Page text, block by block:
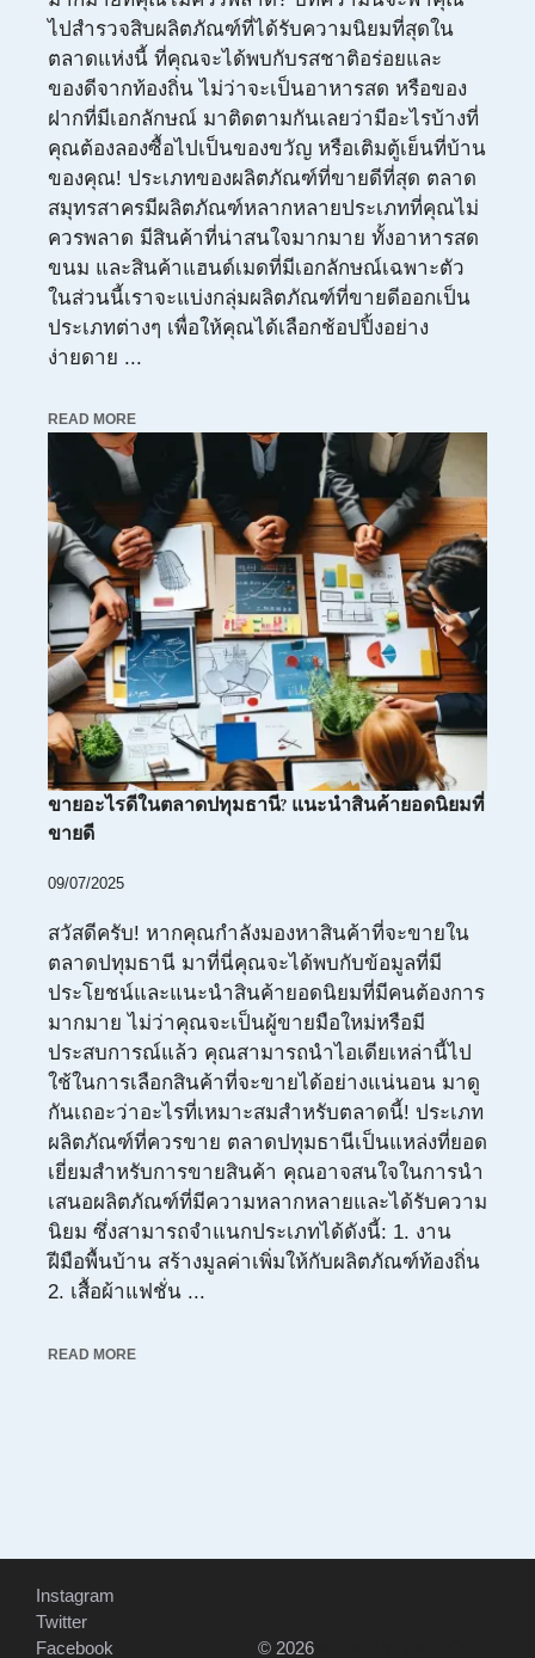
ไปสำรวจสิบผลิตภัณฑ์ที่ได้รับความนิยมที่สุดใน
ตลาดแห่งนี้ ที่คุณจะได้พบกับรสชาติอร่อยและ
ของดีจากท้องถิ่น ไม่ว่าจะเป็นอาหารสด หรือของ
ฝากที่มีเอกลักษณ์ มาติดตามกันเลยว่ามีอะไรบ้างที่
คุณต้องลองซื้อไปเป็นของขวัญ หรือเติมตู้เย็นที่บ้าน
ของคุณ! ประเภทของผลิตภัณฑ์ที่ขายดีที่สุด ตลาด
สมุทรสาครมีผลิตภัณฑ์หลากหลายประเภทที่คุณไม่
ควรพลาด มีสินค้าที่น่าสนใจมากมาย ทั้งอาหารสด
ขนม และสินค้าแฮนด์เมดที่มีเอกลักษณ์เฉพาะตัว
ในส่วนนี้เราจะแบ่งกลุ่มผลิตภัณฑ์ที่ขายดีออกเป็น
ประเภทต่างๆ เพื่อให้คุณได้เลือกช้อปปิ้งอย่าง
ง่ายดาย ...
READ MORE
ขายอะไรดีในตลาดปทุมธานี? แนะนำสินค้ายอดนิยมที่
ขายดี
09/07/2025
สวัสดีครับ! หากคุณกำลังมองหาสินค้าที่จะขายใน
ตลาดปทุมธานี มาที่นี่คุณจะได้พบกับข้อมูลที่มี
ประโยชน์และแนะนำสินค้ายอดนิยมที่มีคนต้องการ
มากมาย ไม่ว่าคุณจะเป็นผู้ขายมือใหม่หรือมี
ประสบการณ์แล้ว คุณสามารถนำไอเดียเหล่านี้ไป
ใช้ในการเลือกสินค้าที่จะขายได้อย่างแน่นอน มาดู
กันเถอะว่าอะไรที่เหมาะสมสำหรับตลาดนี้! ประเภท
ผลิตภัณฑ์ที่ควรขาย ตลาดปทุมธานีเป็นแหล่งที่ยอด
เยี่ยมสำหรับการขายสินค้า คุณอาจสนใจในการนำ
เสนอผลิตภัณฑ์ที่มีความหลากหลายและได้รับความ
นิยม ซึ่งสามารถจำแนกประเภทได้ดังนี้: 1. งาน
ฝีมือพื้นบ้าน สร้างมูลค่าเพิ่มให้กับผลิตภัณฑ์ท้องถิ่น
2. เสื้อผ้าแฟชั่น ...
READ MORE
Instagram
Twitter
Facebook
© 2026